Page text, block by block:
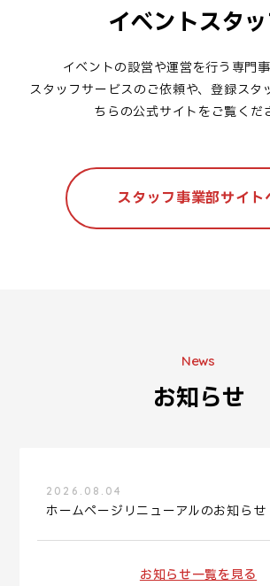
イベントスタ
イベントの設営や運営を行う専門事
スタッフサービスのご依頼や、登録スタ
ちらの公式サイトをご覧くだ
スタッフ事業部サイト
News
お知らせ
2026.08.04
ホームページリニューアルのお知らせ
お知らせ一覧を見る